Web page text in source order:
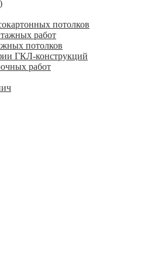
потолков
работ
потолков
ГКЛ-конструкций
работ